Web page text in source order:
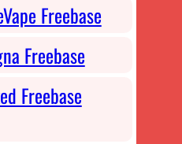
Freebase
Freebase
Freebase